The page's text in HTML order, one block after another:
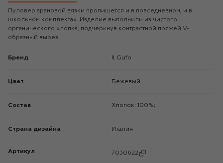
Пуловер арановой вязки пропишется и в повседневном, и в
школьном комплектах. Изделие выполнили из чистого
органического хлопка, подчеркнув контрастной пряжей V-
образный вырез.
Бренд Il Gufo
Цвет Бежевый
Состав Хлопок: 100%;
Страна дизайна Италия
Артикул 7030622